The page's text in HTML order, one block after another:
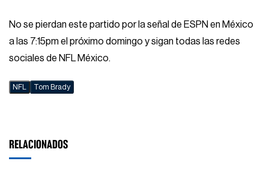
No se pierdan este partido por la señal de ESPN en México
a las 7:15pm el próximo domingo y sigan todas las redes
sociales de NFL México.
NFL Tom Brady
RELACIONADOS